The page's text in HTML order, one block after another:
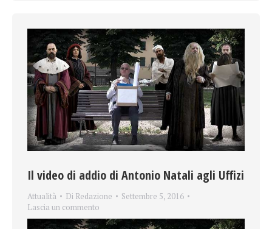
Il video di addio di Antonio Natali agli Uffizi
Attualità Di Redazione
Settembre 5, 2016
Lascia un commento